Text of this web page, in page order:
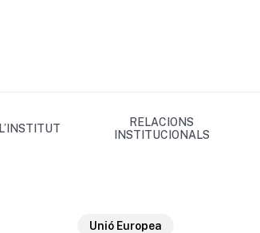
L’INSTITUT
RELACIONS
INSTITUCIONALS
Unió Europea